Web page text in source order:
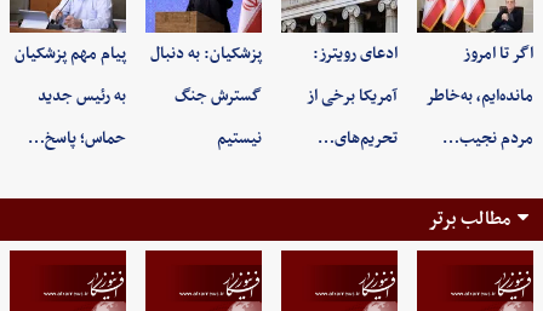
اگر تا امروز
مانده‌ایم، به‌خاطر
مردم نجیب…
ادعای رویترز:
آمریکا برخی از
تحریم‌های…
پزشکیان: به‌ دنبال
گسترش جنگ
نیستیم
پیام مهم پزشکیان
به رئیس جدید
حماس؛ پاسخ…
مطالب برتر